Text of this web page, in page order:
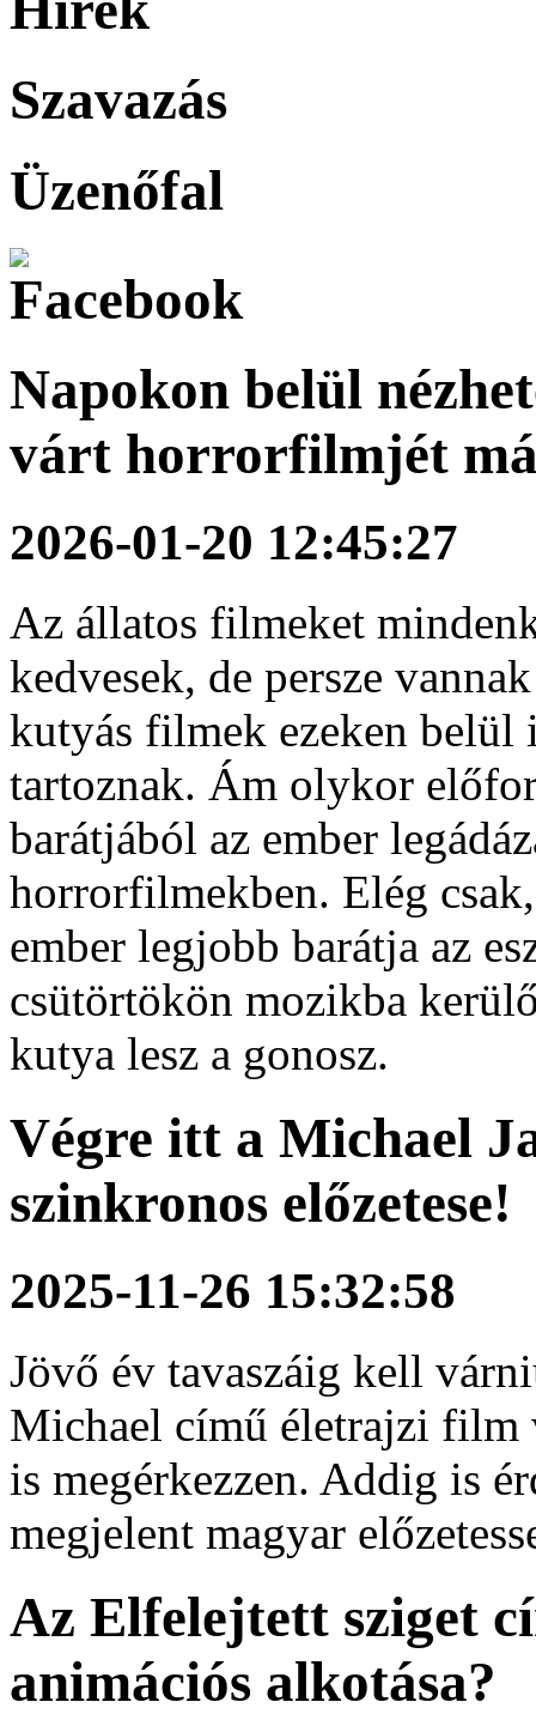
Szavazás
Üzenőfal
Napokon belül
várt horrorfilmjét
2026-01-20 12:45:27
Az állatos filmeket
kedvesek, de persze
kutyás filmek ezeken belül
tartoznak. Ám olykor
barátjából az ember
horrorfilmekben. Elég
ember legjobb barátja az
csütörtökön mozikba
kutya lesz a gonosz.
Végre itt a Michael
szinkronos előzetese!
2025-11-26 15:32:58
Jövő év tavaszáig kell
Michael című életrajzi film
is megérkezzen. Addig is
megjelent magyar
Az Elfelejtett sziget
animációs alkotása?